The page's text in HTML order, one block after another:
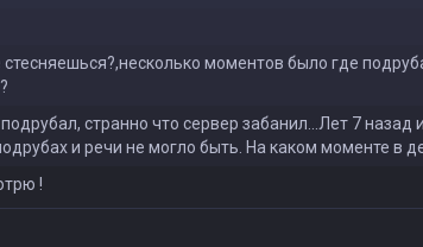
моментов было где
странно что сервер забанил...Лет 7 назад
и речи не могло быть. На каком моменте в
!